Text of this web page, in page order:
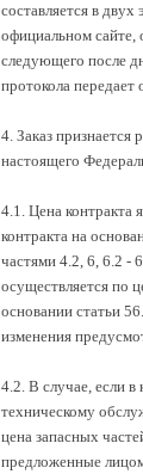
составляется в
официальном сайте,
следующего после
протокола передает
4. Заказ признается
настоящего
4.1. Цена контракта
контракта на
частями 4.2, 6, 6.2 -
осуществляется по
основании статьи
изменения
4.2. В случае, если
техническому
цена запасных
предложенные